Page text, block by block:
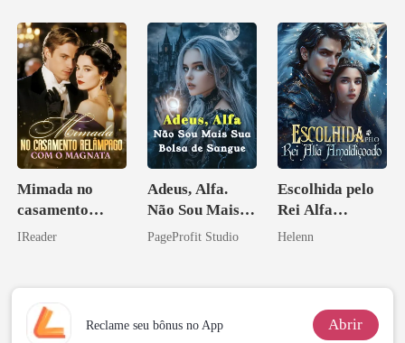
Mimada no
casamento
relâmpago com
IReader
Adeus, Alfa.
Não Sou Mais
Sua Bolsa de
PageProfit Studio
Escolhida pelo
Rei Alfa
Amaldiçoado
Helenn
Reclame seu bônus no App Abrir